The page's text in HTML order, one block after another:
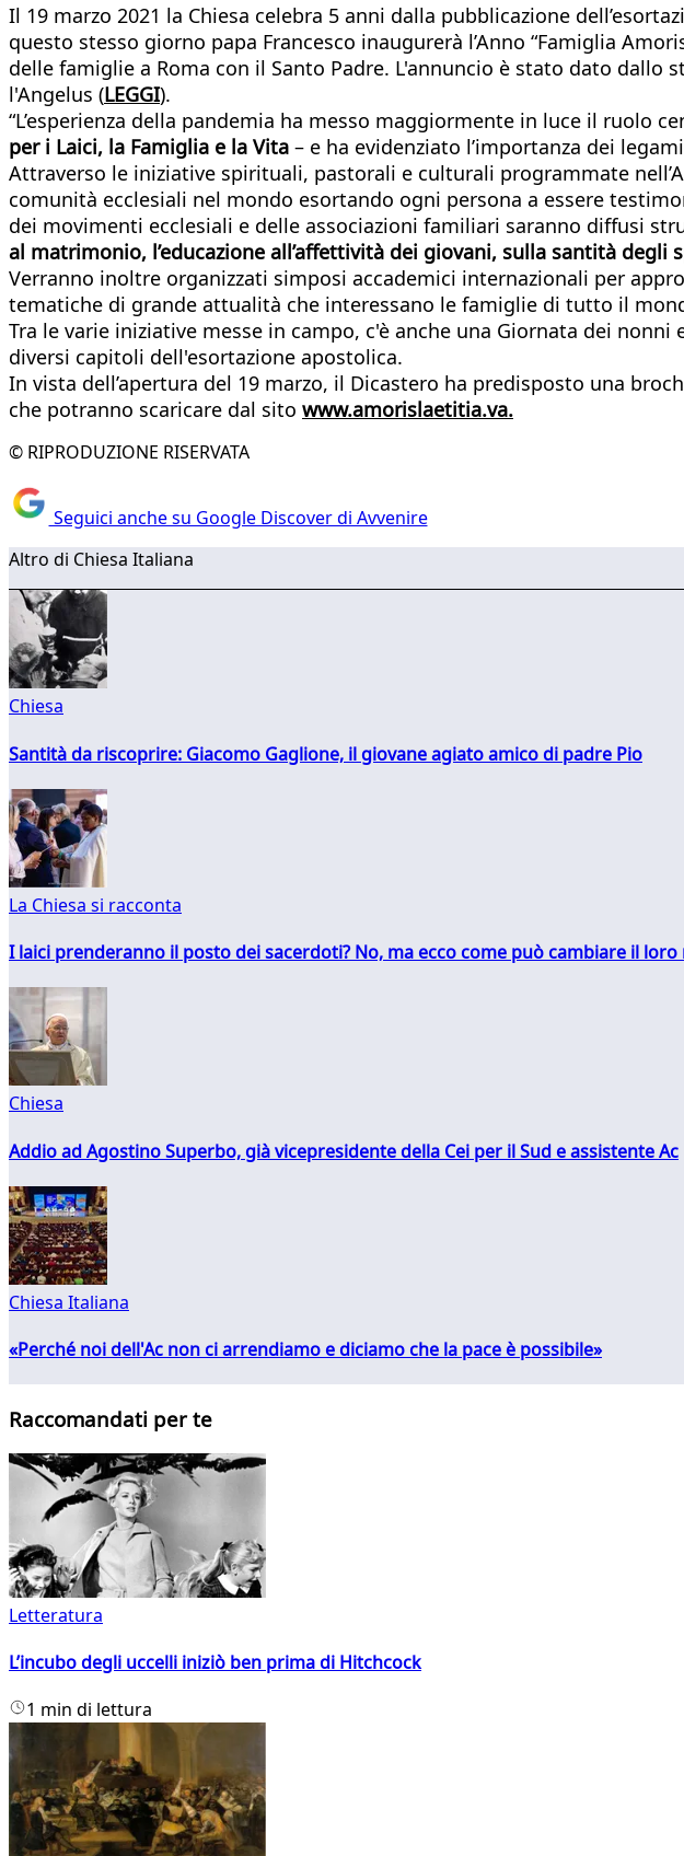
Il 19 marzo 2021 la Chiesa celebra 5 anni dalla pubblicazione
questo stesso giorno papa Francesco inaugurerà l’Anno “Famiglia
delle famiglie a Roma con il Santo Padre. L'annuncio è stato dato
l'Angelus (LEGGI).
“L’esperienza della pandemia ha messo maggiormente in luce il ruolo
per i Laici, la Famiglia e la Vita – e ha evidenziato l’importanza dei
Attraverso le iniziative spirituali, pastorali e culturali programmate
comunità ecclesiali nel mondo esortando ogni persona a essere
dei movimenti ecclesiali e delle associazioni familiari saranno diffusi
al matrimonio, l’educazione all’affettività dei giovani, sulla santità
Verranno inoltre organizzati simposi accademici internazionali per
tematiche di grande attualità che interessano le famiglie di tutto il
Tra le varie iniziative messe in campo, c'è anche una Giornata dei
diversi capitoli dell'esortazione apostolica.
In vista dell’apertura del 19 marzo, il Dicastero ha predisposto una
che potranno scaricare dal sito www.amorislaetitia.va.
© RIPRODUZIONE RISERVATA
Seguici anche su Google Discover di Avvenire
Altro di Chiesa Italiana
Chiesa
Santità da riscoprire: Giacomo Gaglione, il giovane agiato amico di padre Pio
La Chiesa si racconta
I laici prenderanno il posto dei sacerdoti? No, ma ecco come può cambiare il
Chiesa
Addio ad Agostino Superbo, già vicepresidente della Cei per il Sud e assistente Ac
Chiesa Italiana
«Perché noi dell'Ac non ci arrendiamo e diciamo che la pace è possibile»
Raccomandati per te
Letteratura
L’incubo degli uccelli iniziò ben prima di Hitchcock
1 min di lettura